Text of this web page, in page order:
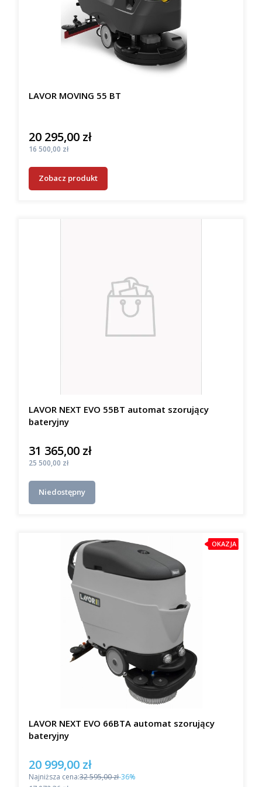
LAVOR MOVING 55 BT
Cena
20 295,00 zł
Cena
16 500,00 zł
Zobacz produkt
LAVOR NEXT EVO 55BT automat szorujący
bateryjny
Cena
31 365,00 zł
Cena
25 500,00 zł
Niedostępny
OKAZJA
LAVOR NEXT EVO 66BTA automat szorujący
bateryjny
Cena promocyjna
20 999,00 zł
Najniższa cena:32 595,00 zł-36%